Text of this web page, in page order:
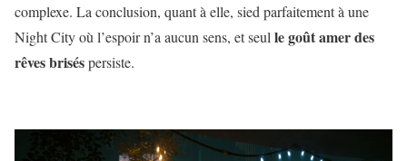
complexe. La conclusion, quant à elle, sied parfaitement à une
Night City où l’espoir n’a aucun sens, et seul le goût amer des
rêves briséspersiste.